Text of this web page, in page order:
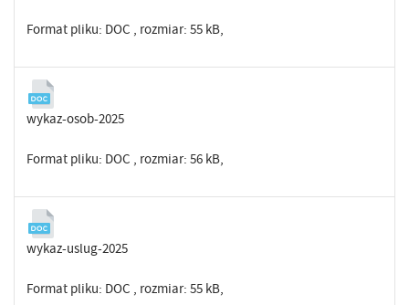
Format pliku: DOC , rozmiar: 55 kB,
wykaz-osob-2025
Format pliku: DOC , rozmiar: 56 kB,
wykaz-uslug-2025
Format pliku: DOC , rozmiar: 55 kB,